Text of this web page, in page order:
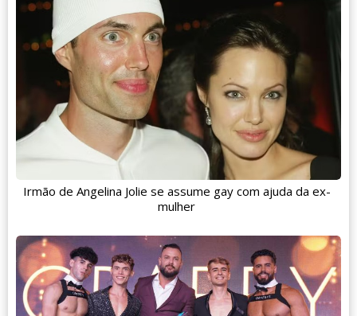
Irmão de Angelina Jolie se assume gay com ajuda da ex-
mulher